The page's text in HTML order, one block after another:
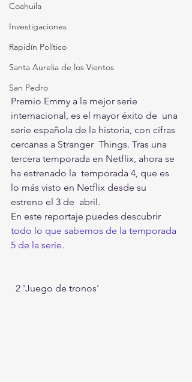
Coahuila
Investigaciones
Rapidín Político
Santa Aurelia de los Vientos
San Pedro
Premio Emmy a la mejor serie
internacional, es el mayor éxito de  una
serie española de la historia, con cifras
cercanas a Stranger  Things. Tras una
tercera temporada en Netflix, ahora se
ha estrenado la  temporada 4, que es
lo más visto en Netflix desde su
estreno el 3 de  abril.
En este reportaje puedes descubrir
todo lo que sabemos de la temporada
5 de la serie.
  2 'Juego de tronos'